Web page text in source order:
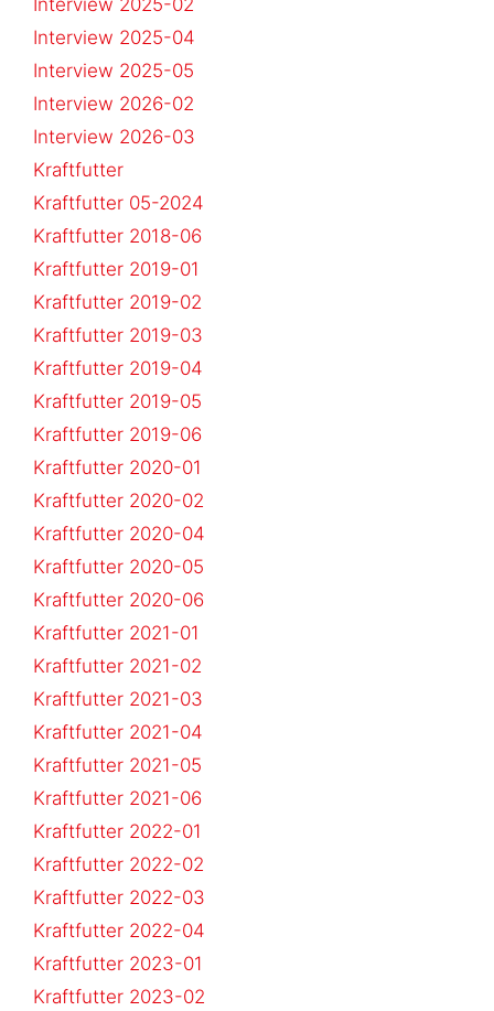
Interview 2025-02
Interview 2025-04
Interview 2025-05
Interview 2026-02
Interview 2026-03
Kraftfutter
Kraftfutter 05-2024
Kraftfutter 2018-06
Kraftfutter 2019-01
Kraftfutter 2019-02
Kraftfutter 2019-03
Kraftfutter 2019-04
Kraftfutter 2019-05
Kraftfutter 2019-06
Kraftfutter 2020-01
Kraftfutter 2020-02
Kraftfutter 2020-04
Kraftfutter 2020-05
Kraftfutter 2020-06
Kraftfutter 2021-01
Kraftfutter 2021-02
Kraftfutter 2021-03
Kraftfutter 2021-04
Kraftfutter 2021-05
Kraftfutter 2021-06
Kraftfutter 2022-01
Kraftfutter 2022-02
Kraftfutter 2022-03
Kraftfutter 2022-04
Kraftfutter 2023-01
Kraftfutter 2023-02